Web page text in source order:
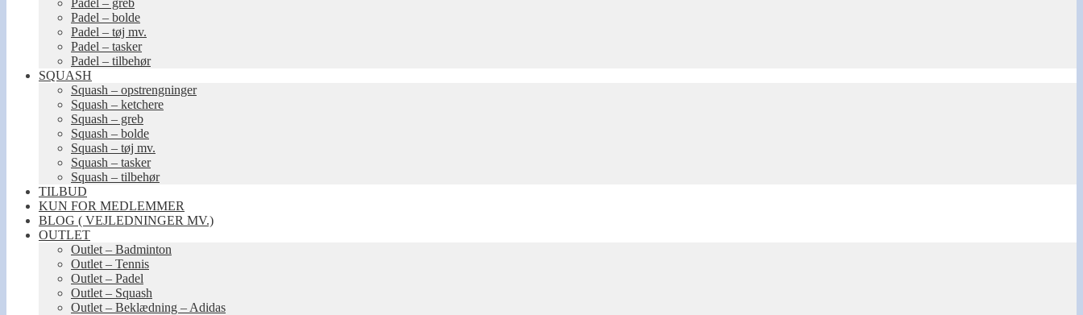
Padel – greb
Padel – bolde
Padel – tøj mv.
Padel – tasker
Padel – tilbehør
SQUASH
Squash – opstrengninger
Squash – ketchere
Squash – greb
Squash – bolde
Squash – tøj mv.
Squash – tasker
Squash – tilbehør
TILBUD
KUN FOR MEDLEMMER
BLOG ( VEJLEDNINGER MV.)
OUTLET
Outlet – Badminton
Outlet – Tennis
Outlet – Padel
Outlet – Squash
Outlet – Beklædning – Adidas